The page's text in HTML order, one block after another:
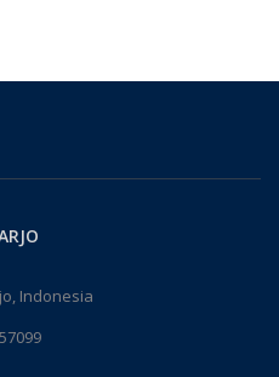
Indonesia